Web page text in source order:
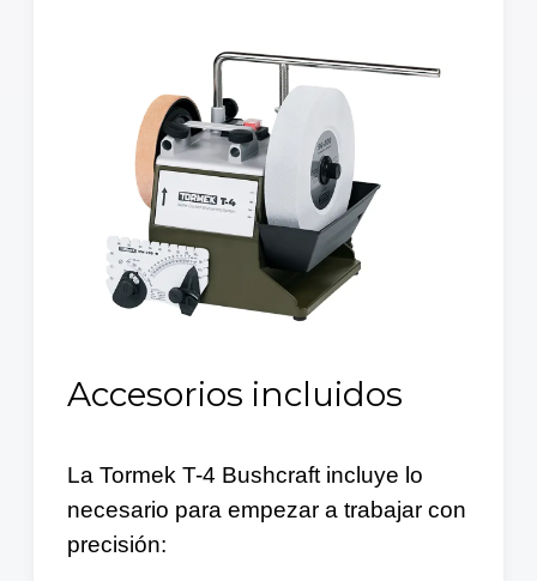
Accesorios incluidos
La Tormek T-4 Bushcraft incluye lo
necesario para empezar a trabajar con
precisión: